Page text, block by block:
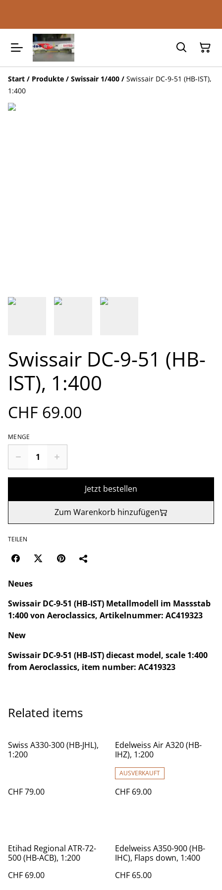
Start / Produkte / Swissair 1/400 / Swissair DC-9-51 (HB-IST),
1:400
Swissair DC-9-51 (HB-
IST), 1:400
CHF 69.00
MENGE
Jetzt bestellen
Zum Warenkorb hinzufügen
TEILEN
Neues
Swissair DC-9-51 (HB-IST) Metallmodell im Massstab
1:400 von Aeroclassics, Artikelnummer: AC419323
New
Swissair DC-9-51 (HB-IST) diecast model, scale 1:400
from Aeroclassics, item number: AC419323
Related items
Swiss A330-300 (HB-JHL),
1:200
CHF 79.00
Edelweiss Air A320 (HB-
IHZ), 1:200
AUSVERKAUFT
CHF 69.00
Etihad Regional ATR-72-
500 (HB-ACB), 1:200
CHF 69.00
Edelweiss A350-900 (HB-
IHC), Flaps down, 1:400
CHF 65.00